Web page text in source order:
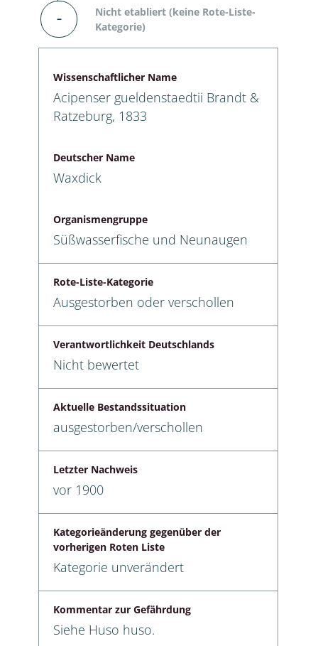
–
Nicht etabliert (keine Rote-Liste-
Kategorie)
Wissenschaftlicher Name
Acipenser gueldenstaedtii Brandt &
Ratzeburg, 1833
Deutscher Name
Waxdick
Organismengruppe
Süßwasserfische und Neunaugen
Rote-Liste-Kategorie
Ausgestorben oder verschollen
Verantwortlichkeit Deutschlands
Nicht bewertet
Aktuelle Bestandssituation
ausgestorben/verschollen
Letzter Nachweis
vor 1900
Kategorieänderung gegenüber der
vorherigen Roten Liste
Kategorie unverändert
Kommentar zur Gefährdung
Siehe Huso huso.